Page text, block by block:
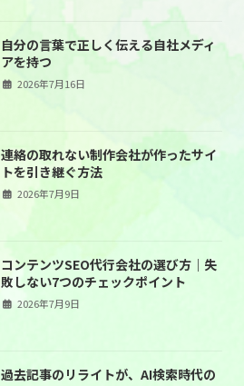
自分の言葉で正しく伝える自社メディ
アを持つ
2026年7月16日
連絡の取れない制作会社が作ったサイ
トを引き継ぐ方法
2026年7月9日
コンテンツSEO代行会社の選び方｜失
敗しない7つのチェックポイント
2026年7月9日
過去記事のリライトが、AI検索時代の